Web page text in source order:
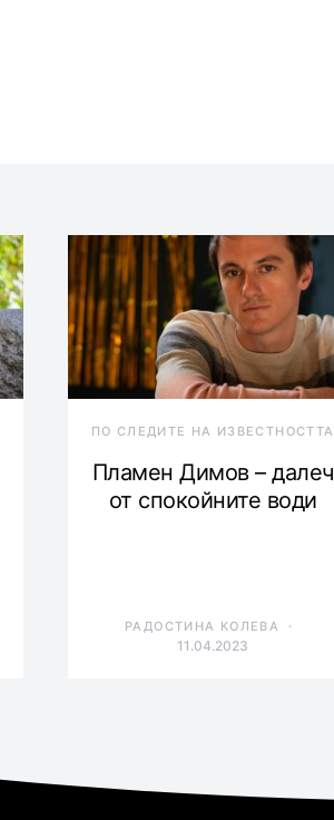
ПО СЛЕДИТЕ НА ИЗВЕСТНОСТТА
Пламен Димов – далеч
от спокойните води
РАДОСТИНА КОЛЕВА
11.04.2023